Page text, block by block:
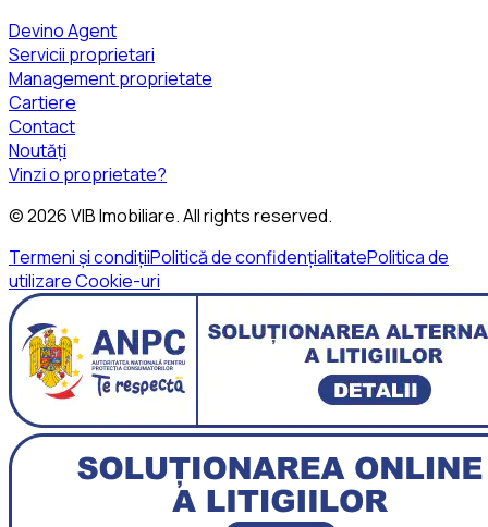
Devino Agent
Servicii proprietari
Management proprietate
Cartiere
Contact
Noutăți
Vinzi o proprietate?
©2026VIB Imobiliare. All rights reserved.
Termeni și condițiiPolitică de confidențialitatePolitica de
utilizare Cookie-uri